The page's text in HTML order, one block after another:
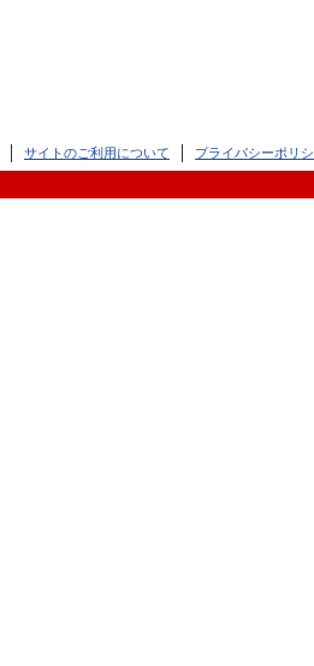
サイトのご利用について プライバシーポリ